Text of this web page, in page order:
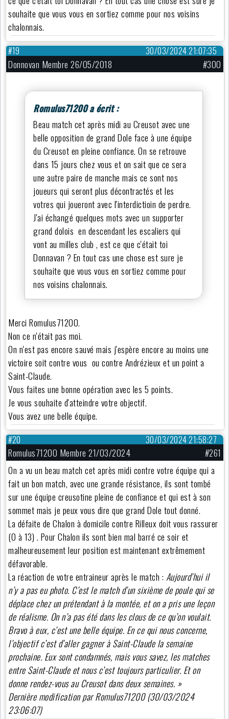
souhaite que vous vous en sortiez comme pour nos voisins
chalonnais.
30/03/2024 21:07:35
#19
Donnovan Membre 26/05/2018 #300
Romulus71200 a écrit :
Beau match cet après midi au Creusot avec une
belle opposition de grand Dole face à une équipe
du Creusot en pleine confiance. On se retrouve
dans 15 jours chez vous et on sait que ce sera
une autre paire de manche mais ce sont nos
joueurs qui seront plus décontractés et les
votres qui joueront avec l'interdictioin de perdre.
J'ai échangé quelques mots avec un supporter
grand dolois en descendant les escaliers qui
vont au milles club , est ce que c'était toi
Donnavan ? En tout cas une chose est sure je
souhaite que vous vous en sortiez comme pour
nos voisins chalonnais.
Merci Romulus71200.
Non ce n'était pas moi.
On n'est pas encore sauvé mais j'espère encore au moins une
victoire soit contre vous ou contre Andrézieux et un point a
Saint-Claude.
Vous faites une bonne opération avec les 5 points.
Je vous souhaite d'atteindre votre objectif.
Vous avez une belle équipe.
30/03/2024 21:58:27
#20
Romulus71200 Membre 21/03/2024
#261
On a vu un beau match cet après midi contre votre équipe qui a
fait un bon match, avec une grande résistance, ils sont tombé
sur une équipe creusotine pleine de confiance et qui est à son
sommet mais je peux vous dire que grand Dole tout donné.
La défaite de Chalon à domicile contre Rilleux doit vous rassurer
(0 à 13) . Pour Chalon ils sont bien mal barré ce soir et
malheureusement leur position est maintenant extrêmement
défavorable.
La réaction de votre entraineur après le match : Aujourd’hui il
n’y a pas eu photo. C’est le match d’un sixième de poule qui se
déplace chez un prétendant à la montée, et on a pris une leçon
de réalisme. On n’a pas été dans les clous de ce qu’on voulait.
Bravo à eux, c’est une belle équipe. En ce qui nous concerne,
l’objectif c’est d’aller gagner à Saint-Claude la semaine
prochaine. Eux sont condamnés, mais vous savez, les matches
entre Saint-Claude et nous c’est toujours particulier. Et on
donne rendez-vous au Creusot dans deux semaines. »
Dernière modification par Romulus71200 (30/03/2024
23:06:07)